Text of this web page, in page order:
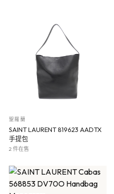
聖羅蘭
SAINT LAURENT 819623 AADTX
手提包
2 件在售